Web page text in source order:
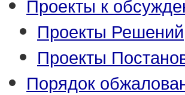
Проекты к
Проекты Решений
Проекты
Порядок